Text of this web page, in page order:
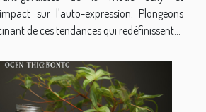
sur l'auto-expression. Plongeons
de ces tendances qui redéfinissent...